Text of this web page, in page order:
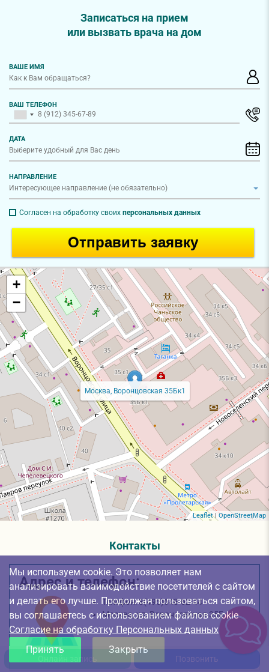
Записаться на прием
или вызвать врача на дом
ВАШЕ ИМЯ
ВАШ ТЕЛЕФОН
ДАТА
НАПРАВЛЕНИЕ
Согласен на обработку своих персональных данных
Отправить заявку
Москва, Воронцовская 35Бк1
+
−
Leaflet| OpenStreetMap
Контакты
Адрес и телефон:
Телефон:8(495)648-62-44
Москва,ул. Воронцовская 35Б к1
Онлайн запись Позвонить
Мы используем cookie. Это позволяет нам
анализировать взаимодействие посетителей с сайтом
и делать его лучше. Продолжая пользоваться сайтом,
вы соглашаетесь с использованием файлов cookie
Согласие на обработку Персональных данных
Принять
Закрыть